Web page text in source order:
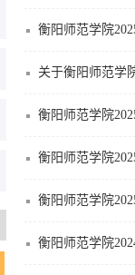
衡阳师范学院
关于衡阳师范学
衡阳师范学院
衡阳师范学院
衡阳师范学院
衡阳师范学院